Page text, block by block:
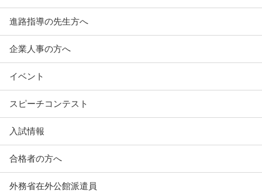
進路指導の先生方へ
企業人事の方へ
イベント
スピーチコンテスト
入試情報
合格者の方へ
外務省在外公館派遣員